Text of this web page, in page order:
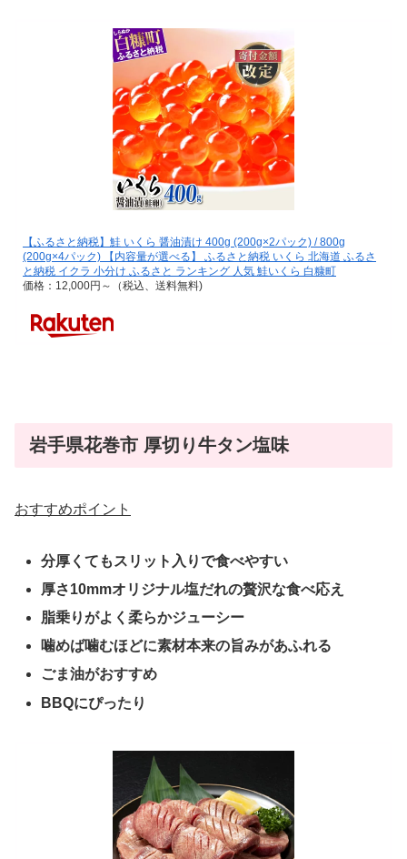
【ふるさと納税】鮭 いくら 醤油漬け 400g (200g×2パック) / 800g
(200g×4パック) 【内容量が選べる】 ふるさと納税 いくら 北海道 ふるさ
と納税 イクラ 小分け ふるさと ランキング 人気 鮭いくら 白糠町
価格：12,000円～（税込、送料無料)
岩手県花巻市 厚切り牛タン塩味
おすすめポイント
分厚くてもスリット入りで食べやすい
厚さ10mmオリジナル塩だれの贅沢な食べ応え
脂乗りがよく柔らかジューシー
噛めば噛むほどに素材本来の旨みがあふれる
ごま油がおすすめ
BBQにぴったり